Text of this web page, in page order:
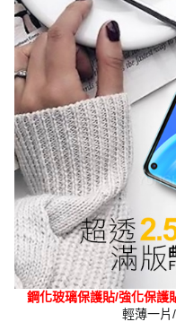
鋼化玻璃保護貼/強化保護
輕薄一片